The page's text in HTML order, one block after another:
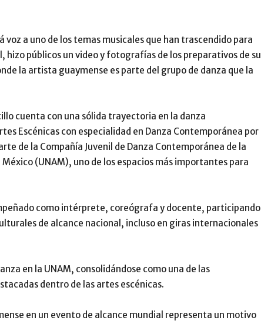
a uno de los temas musicales que han trascendido para
hizo públicos un video y fotografías de los preparativos de su
la artista guaymense es parte del grupo de danza que la
cuenta con una sólida trayectoria en la danza
Escénicas con especialidad en Danza Contemporánea por
de la Compañía Juvenil de Danza Contemporánea de la
(UNAM), uno de los espacios más importantes para
como intérprete, coreógrafa y docente, participando
de alcance nacional, incluso en giras internacionales
en la UNAM, consolidándose como una de las
dentro de las artes escénicas.
en un evento de alcance mundial representa un motivo